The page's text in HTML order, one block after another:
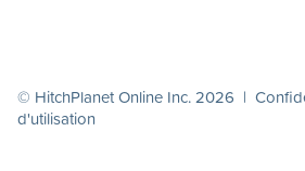
© HitchPlanet Online Inc. 2026 |
d'utilisation